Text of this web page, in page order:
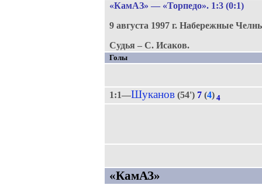
«КамАЗ» — «Торпедо». 1:3 (0:1)
9 августа 1997 г. Набережные
Судья – С. Исаков.
Голы
1:1—Шуканов(54') 7(4) 4
«КамАЗ»